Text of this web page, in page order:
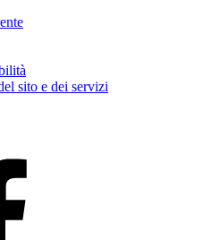
sito e dei servizi